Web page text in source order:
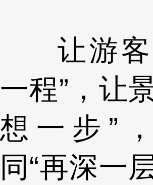
让游
一程”，让
想一步”
同“再深一